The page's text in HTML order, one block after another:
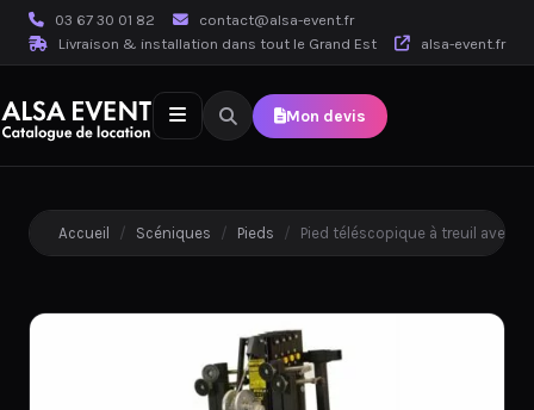
03 67 30 01 82
contact@alsa-event.fr
Livraison & installation dans tout le Grand Est
alsa-event.fr
Mon devis
Accueil / Scéniques / Pieds / Pied téléscopique à treuil avec